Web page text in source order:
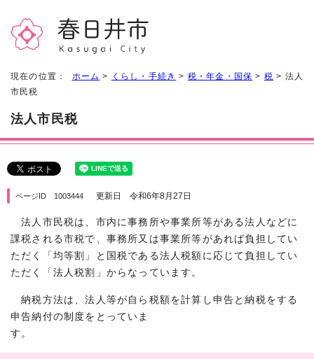
現在の位置： ホーム > くらし・手続き > 税・年金・国保 > 税 > 法人
市民税
法人市民税
ページID 1003444 更新日 令和6年8月27日
法人市民税は、市内に事務所や事業所等がある法人などに
課税される市税で、事務所又は事業所等があれば負担してい
ただく「均等割」と国税である法人税額に応じて負担してい
ただく「法人税割」からなっています。
納税方法は、法人等が自ら税額を計算し申告と納税をする
申告納付の制度をとっていま
す。